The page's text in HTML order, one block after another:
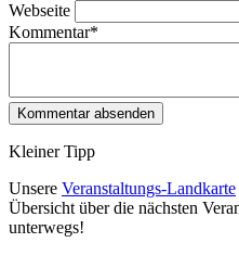
Webseite
Kommentar*
Kleiner Tipp
Unsere Veranstaltungs-Landkarte
Übersicht über die nächsten
unterwegs!